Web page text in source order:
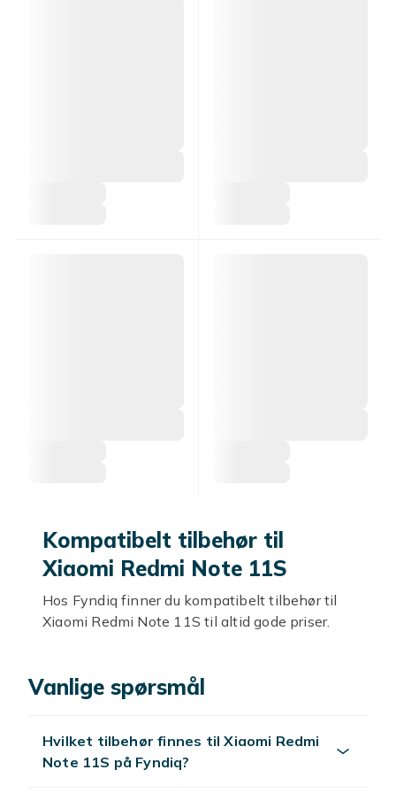
Kompatibelt tilbehør til
Xiaomi Redmi Note 11S
Hos Fyndiq finner du kompatibelt tilbehør til
Xiaomi Redmi Note 11S til altid gode priser.
Kompatible deksler til Xiaomi Redmi Note 11S
Skjermbeskyttere
Vanlige spørsmål
Hvilket tilbehør finnes til Xiaomi Redmi
Note 11S på Fyndiq?